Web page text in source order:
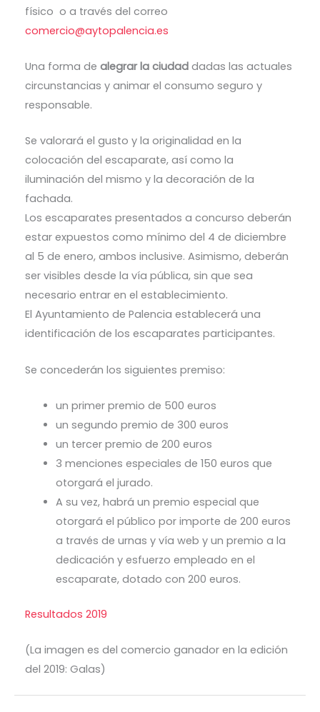
físico o a través del correo
comercio@aytopalencia.es
Una forma de alegrar la ciudaddadas las actuales
circunstancias y animar el consumo seguro y
responsable.
Se valorará el gusto y la originalidad en la
colocación del escaparate, así como la
iluminación del mismo y la decoración de la
fachada.
Los escaparates presentados a concurso deberán
estar expuestos como mínimo del 4 de diciembre
al 5 de enero, ambos inclusive. Asimismo, deberán
ser visibles desde la vía pública, sin que sea
necesario entrar en el establecimiento.
El Ayuntamiento de Palencia establecerá una
identificación de los escaparates participantes.
Se concederán los siguientes premiso:
un primer premio de 500 euros
un segundo premio de 300 euros
un tercer premio de 200 euros
3 menciones especiales de 150 euros que
otorgará el jurado.
A su vez, habrá un premio especial que
otorgará el público por importe de 200 euros
a través de urnas y vía web y un premio a la
dedicación y esfuerzo empleado en el
escaparate, dotado con 200 euros.
Resultados 2019
(La imagen es del comercio ganador en la edición
del 2019: Galas)